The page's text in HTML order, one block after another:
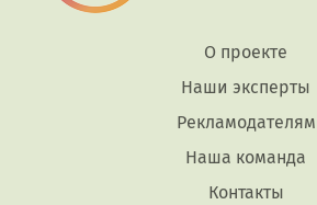
О проекте
Наши эксперты
Рекламодателям
Наша команда
Контакты